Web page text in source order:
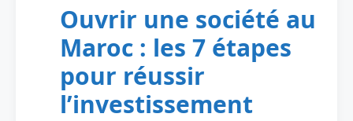
Ouvrir une société au
Maroc : les 7 étapes
pour réussir
l’investissement